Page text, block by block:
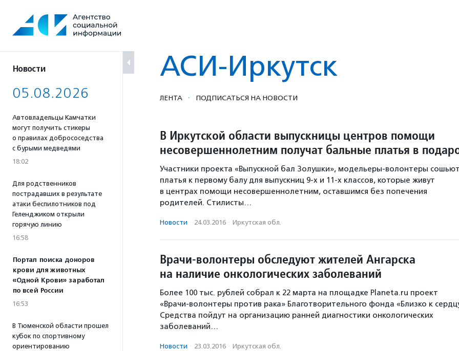
содержанию
Новости
05.08.2026
Автовладельцы Камчатки
могут получить стикеры
о правилах добрососедства
с бурыми медведями
18:02
Для родственников
пострадавших в результате
атаки беспилотников под
Геленджиком открыли
горячую линию
16:58
Портал поиска доноров
крови для животных
«Одной Крови» заработал
по всей России
16:53
В Тюменской области прошел
кубок по спортивному
ориентированию
АСИ-Иркутск
ЛЕНТА · ПОДПИСАТЬСЯ НА НОВОСТИ
В Иркутской области выпускницы центров помощи
несовершеннолетним получат бальные платья в
Участники проекта «Выпускной бал Золушки», модельеры-волонтеры
платья к первому балу для выпускниц 9-х и 11-х классов, которые живут
в центрах помощи несовершеннолетним, оставшимся без попечения
родителей. Стилисты…
Новости · 24.03.2016 · Иркутская обл.
Врачи-волонтеры обследуют жителей Ангарска
на наличие онкологических заболеваний
Более 100 тыс. рублей собрал к 22 марта на площадке Planeta.ru проект
«Врачи-волонтеры против рака» Благотворительного фонда «Близко к
Средства пойдут на организацию ранней диагностики онкологических
заболеваний…
Новости · 23.03.2016 · Иркутская обл.